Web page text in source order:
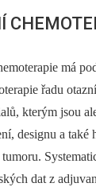
má
řadu
kterým jsou
designu a také
dat z